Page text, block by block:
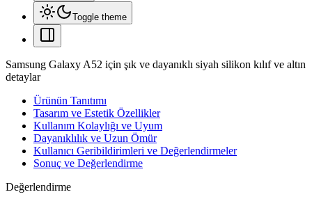
Toggle theme
Samsung Galaxy A52 için şık ve dayanıklı siyah silikon kılıf ve altın
detaylar
Ürünün Tanıtımı
Tasarım ve Estetik Özellikler
Kullanım Kolaylığı ve Uyum
Dayanıklılık ve Uzun Ömür
Kullanıcı Geribildirimleri ve Değerlendirmeler
Sonuç ve Değerlendirme
Değerlendirme